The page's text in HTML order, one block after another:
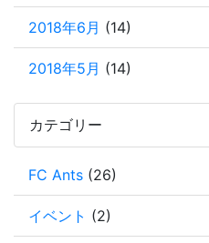
2018年6月 (14)
2018年5月 (14)
カテゴリー
FC Ants (26)
イベント (2)